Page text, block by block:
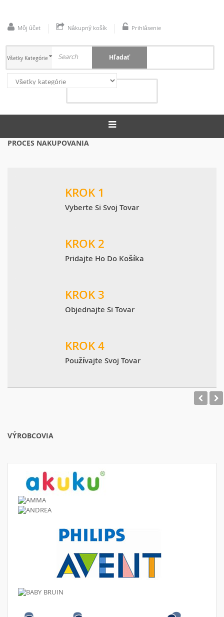
Môj účet Nákupný košík Prihlásenie
Všetky Kategórie Hľadať
Nákupný Košík
PROCES NAKUPOVANIA
KROK 1
Vyberte Si Svoj Tovar
KROK 2
Pridajte Ho Do Košíka
KROK 3
Objednajte Si Tovar
KROK 4
Používajte Svoj Tovar
VÝROBCOVIA